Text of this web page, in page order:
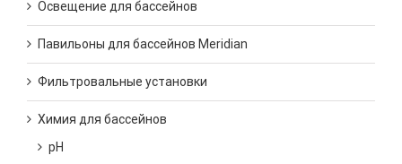
Освещение для бассейнов
Павильоны для бассейнов Meridian
Фильтровальные установки
Химия для бассейнов
pH